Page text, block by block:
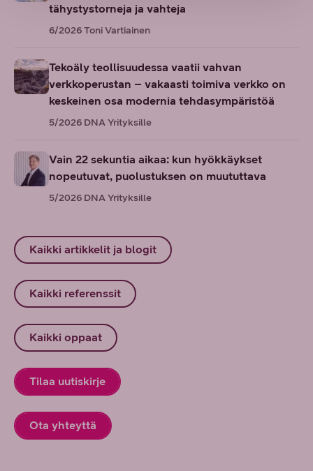
tähystystorneja ja vahteja
6/2026Toni Vartiainen
Tekoäly teollisuudessa vaatii vahvan
verkkoperustan – vakaasti toimiva verkko on
keskeinen osa modernia tehdasympäristöä
5/2026 DNA Yrityksille
Vain 22 sekuntia aikaa: kun hyökkäykset
nopeutuvat, puolustuksen on muututtava
5/2026 DNA Yrityksille
Kaikki artikkelit ja blogit
Kaikki referenssit
Kaikki oppaat
Tilaa uutiskirje
Ota yhteyttä